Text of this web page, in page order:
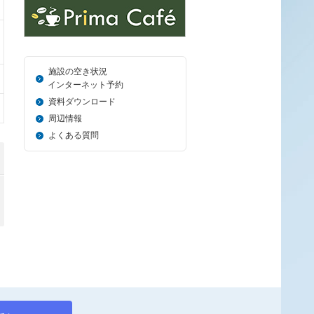
施設の空き状況
＿_ インターネット予約
資料ダウンロード
周辺情報
よくある質問